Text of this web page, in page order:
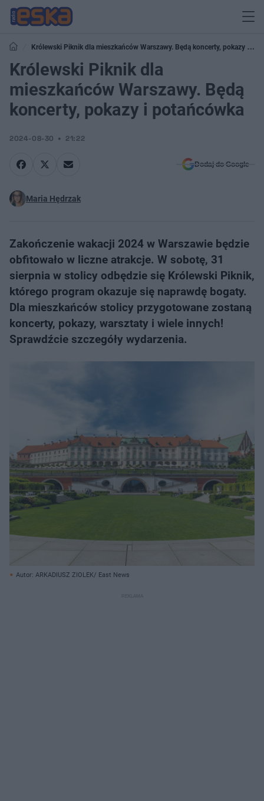
Królewski Piknik dla mieszkańców Warszawy. Będą koncerty, pokazy i
potańcówka
Królewski Piknik dla
mieszkańców Warszawy. Będą
koncerty, pokazy i potańcówka
2024-08-30 21:22
Dodaj do Google
Maria Hędrzak
Zakończenie wakacji 2024 w Warszawie będzie
obfitowało w liczne atrakcje. W sobotę, 31
sierpnia w stolicy odbędzie się Królewski Piknik,
którego program okazuje się naprawdę bogaty.
Dla mieszkańców stolicy przygotowane zostaną
koncerty, pokazy, warsztaty i wiele innych!
Sprawdźcie szczegóły wydarzenia.
Autor: ARKADIUSZ ZIOLEK/ East News